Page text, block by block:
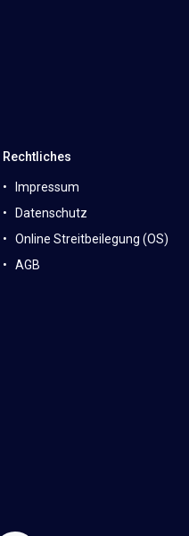
Rechtliches
Impressum
Datenschutz
Online Streitbeilegung (OS)
AGB